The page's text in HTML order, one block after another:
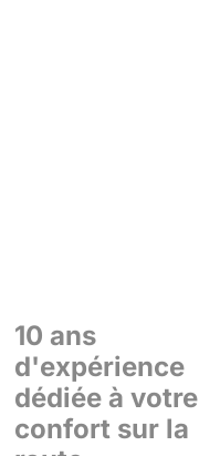
10 ans
d'expérience
dédiée à votre
confort sur la